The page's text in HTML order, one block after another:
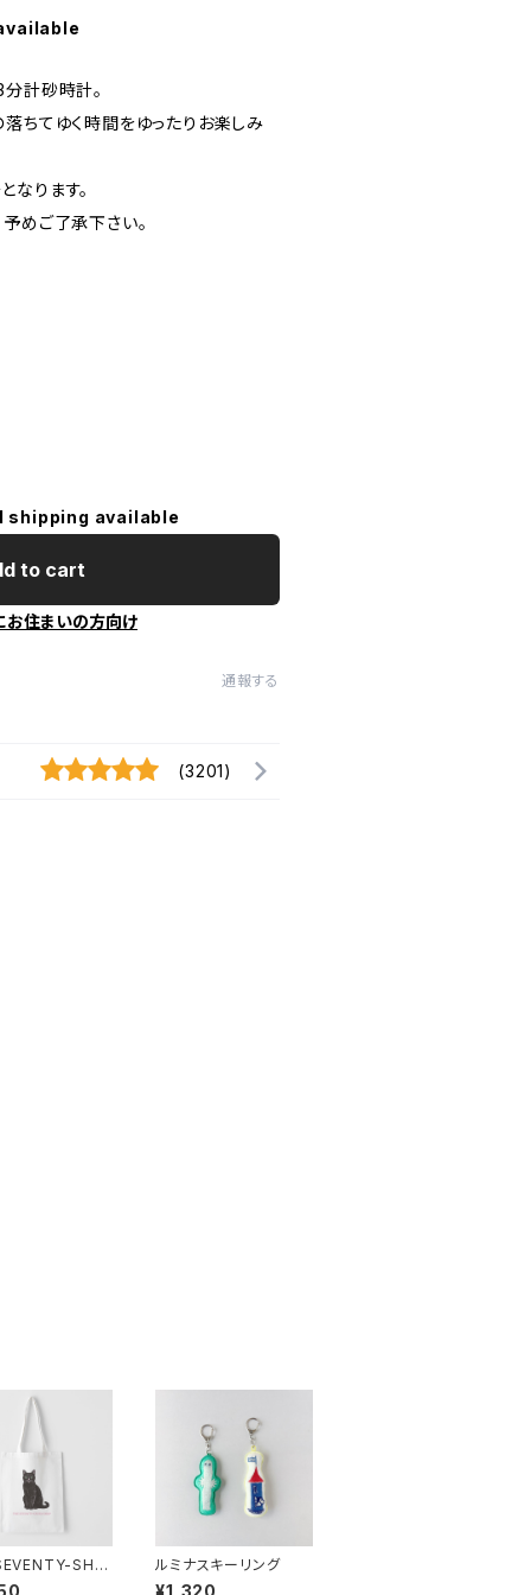
計砂時計。
ちてゆく時間をゆったりお楽しみ
ります。
めご了承下さい。
shipping available
to cart
お住まいの方向け
通報する
(3201)
SHO
BAG/ BLAC
ルミナスキーリング